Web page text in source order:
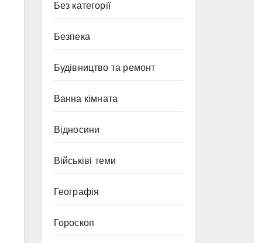
Без категорії
Безпека
Будівництво та ремонт
Ванна кімната
Відносини
Військіві теми
Географія
Гороскоп